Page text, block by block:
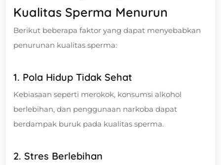
Kualitas Sperma Menurun
Berikut beberapa faktor yang dapat menyebabkan
penurunan kualitas sperma:
1. Pola Hidup Tidak Sehat
Kebiasaan seperti merokok, konsumsi alkohol
berlebihan, dan penggunaan narkoba dapat
berdampak buruk pada kualitas sperma.
2. Stres BerlebiHan